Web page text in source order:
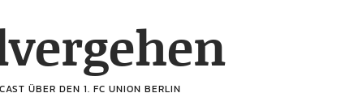
ÜBER DEN 1. FC UNION BERLIN